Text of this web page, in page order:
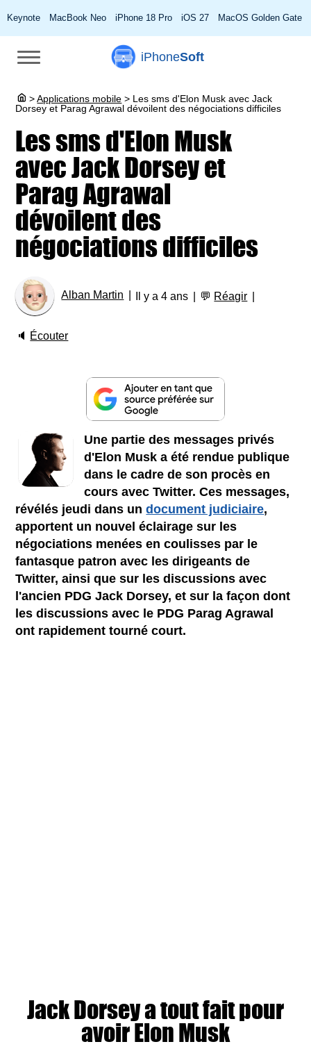
Keynote MacBook Neo iPhone 18 Pro iOS 27 MacOS Golden Gate
iPhoneSoft
> Applications mobile > Les sms d'Elon Musk avec Jack
Dorsey et Parag Agrawal dévoilent des négociations difficiles
Les sms d'Elon Musk
avec Jack Dorsey et
Parag Agrawal
dévoilent des
négociations difficiles
Alban Martin Il y a 4 ans 💬 Réagir
🔈 Écouter
Une partie des messages privés
d'Elon Musk a été rendue publique
dans le cadre de son procès en
cours avec Twitter. Ces messages,
révélés jeudi dans undocument judiciaire,
apportent un nouvel éclairage sur les
négociations menées en coulisses par le
fantasque patron avec les dirigeants de
Twitter, ainsi que sur les discussions avec
l'ancien PDG Jack Dorsey, et sur la façon dont
les discussions avec le PDG Parag Agrawal
ont rapidement tourné court.
Jack Dorsey a tout fait pour
avoir Elon Musk